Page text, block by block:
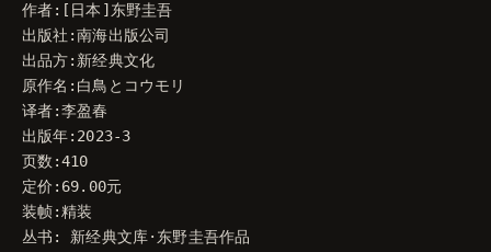
作者:[ 日本 ] 东野圭吾
出版社 :南海出版公司
出品方: 新经典文化
原作名 : 白鳥とコウモリ
译者:李盈春
出版年: 2023-3
页数 :410
定价 : 69.00元
装帧:精装
丛书 : 新经典文库· 东野圭吾作品